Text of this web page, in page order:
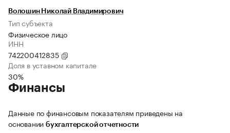
Волошин Николай Владимирович
Тип субъекта
Физическое лицо
ИНН
742200412835
Доля в уставном капитале
30%
Финансы
Данные по финансовым показателям приведены на
основании бухгалтерской отчетности